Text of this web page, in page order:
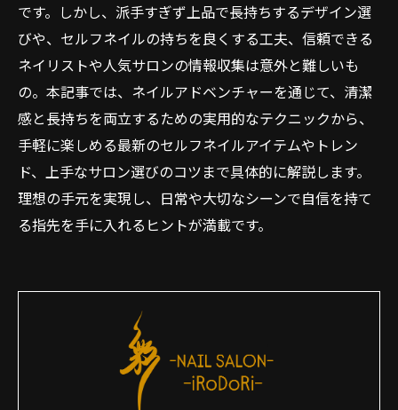
です。しかし、派手すぎず上品で長持ちするデザイン選
びや、セルフネイルの持ちを良くする工夫、信頼できる
ネイリストや人気サロンの情報収集は意外と難しいも
の。本記事では、ネイルアドベンチャーを通じて、清潔
感と長持ちを両立するための実用的なテクニックから、
手軽に楽しめる最新のセルフネイルアイテムやトレン
ド、上手なサロン選びのコツまで具体的に解説します。
理想の手元を実現し、日常や大切なシーンで自信を持て
る指先を手に入れるヒントが満載です。